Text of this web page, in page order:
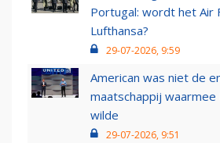
Portugal: wordt het Air
Lufthansa?
29-07-2026, 9:59
American was niet de
maatschappij
wilde
29-07-2026, 9:51